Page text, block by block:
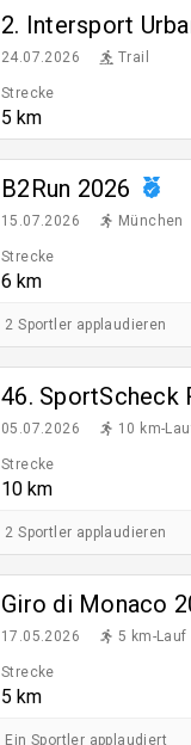
2. Intersport
24.07.2026 Trail
Strecke
5 km
B2Run 2026
15.07.2026 München
Strecke
6 km
2 Sportler applaudieren
46. SportScheck
05.07.2026 10 km-
Strecke
10 km
2 Sportler applaudieren
Giro di Monaco
17.05.2026 5 km-Lauf
Strecke
5 km
Ein Sportler applaudiert